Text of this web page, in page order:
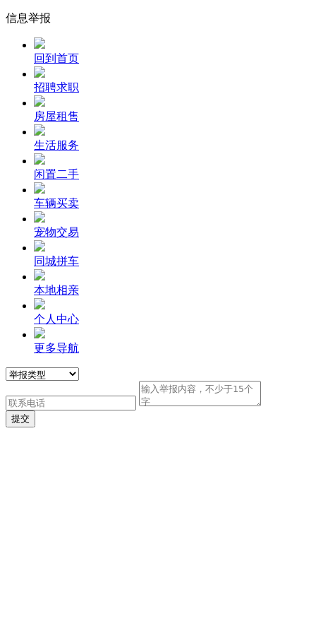
信息举报
回到首页
招聘求职
房屋租售
生活服务
闲置二手
车辆买卖
宠物交易
同城拼车
本地相亲
个人中心
更多导航